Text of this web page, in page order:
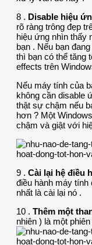
8 . Disable hiệu
rõ ràng trông đẹp
hiệu ứng nhìn thấy
bạn . Nếu bạn
thì bạn có thể tăng
effects trên
Nếu máy tính của
không cần disable
thật sự chậm nếu
hơn ? Một
chậm và giật với
9 . Cài lại hệ điều
điều hành máy
nhất là cài lại nó .
10 . Thêm một
nhiên ) là một